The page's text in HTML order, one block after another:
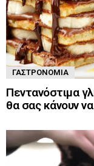
ΓΑΣΤΡΟΝΟΜΊΑ
Πεντανόστιμα
θα σας κάνουν